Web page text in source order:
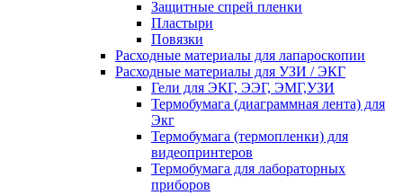
Защитные спрей пленки
Пластыри
Повязки
Расходные материалы для лапароскопии
Расходные материалы для УЗИ / ЭКГ
Гели для ЭКГ, ЭЭГ, ЭМГ,УЗИ
Термобумага (диаграммная лента) для
Экг
Термобумага (термопленки) для
видеопринтеров
Термобумага для лабораторных
приборов